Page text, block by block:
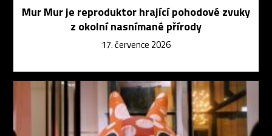
Mur Mur je reproduktor hrající pohodové zvuky
z okolní nasnímané přírody
17. července 2026